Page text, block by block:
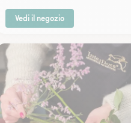
Vedi il negozio